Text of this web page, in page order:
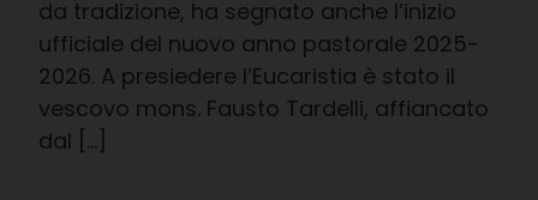
da tradizione, ha segnato anche l’inizio
ufficiale del nuovo anno pastorale 2025-
2026. A presiedere l’Eucaristia è stato il
vescovo mons. Fausto Tardelli, affiancato
dal […]